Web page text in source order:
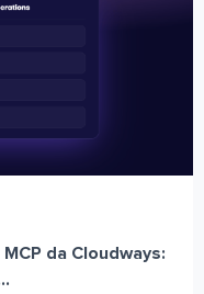
da Cloudways: